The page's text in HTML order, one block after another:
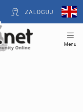
ZALOGUJ
Menu